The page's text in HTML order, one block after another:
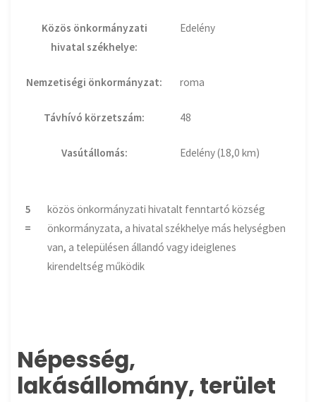
Közös önkormányzati
hivatal székhelye:
Edelény
Nemzetiségi önkormányzat: roma
Távhívó körzetszám: 48
Vasútállomás: Edelény (18,0 km)
5
=
közös önkormányzati hivatalt fenntartó község
önkormányzata, a hivatal székhelye más helységben
van, a településen állandó vagy ideiglenes
kirendeltség működik
Népesség,
lakásállomány, terület